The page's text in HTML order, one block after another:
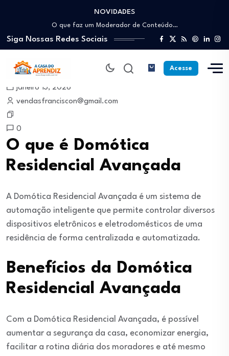
NOVIDADES
Como trabalhar como Estoquista: O guia para…
O que faz um Moderador de Conteúdo…
Como ser um Afiliado de Sucesso trabalhando…
Como dar Aulas Particulares Online e viver…
Profissão Instalador Solar: Como entrar no mercado…
Como trabalhar como Estoquista: O guia para…
O que faz um Moderador de Conteúdo…
Como ser um Afiliado de Sucesso trabalhando…
Siga Nossas Redes Sociais
Acesse
janeiro 13, 2026
vendasfranciscon@gmail.com
0
O que é Domótica
Residencial Avançada
A Domótica Residencial Avançada é um sistema de
automação inteligente que permite controlar diversos
dispositivos eletrônicos e eletrodomésticos de uma
residência de forma centralizada e automatizada.
Benefícios da Domótica
Residencial Avançada
Com a Domótica Residencial Avançada, é possível
aumentar a segurança da casa, economizar energia,
facilitar a rotina diária dos moradores e até mesmo